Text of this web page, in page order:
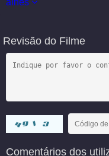
alhes
Revisão do Filme
Comentários dos